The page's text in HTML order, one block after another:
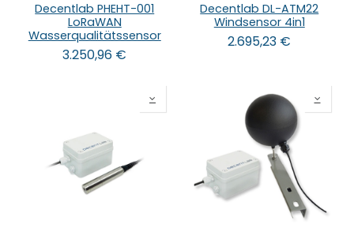
Decentlab PHEHT-001
LoRaWAN
Wasserqualitätssensor
3.250,96 €
Decentlab DL-ATM22
Windsensor 4in1
2.695,23 €